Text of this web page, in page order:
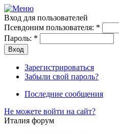
Вход для пользователей
Псевдоним пользователя: *
Пароль: *
Зарегистрироваться
Забыли свой пароль?
Последние сообщения
Не можете войти на сайт?
Италия форум